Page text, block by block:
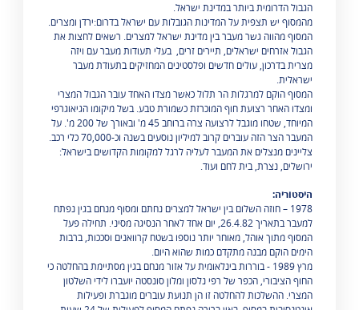
הגבול הדרומית ביותר במדינת ישראל.
מהמסוף יש תצפית על המדינות הגובלות עם ישראל בדרום:ירדן ומצרים.
המסוף מהווה גשר מעבר בין מדינת ישראל למצרים. רשאים לחצות את
הגבול אזרחים ישראלים, תיירים זרים, בעלי תעודות מעבר עם ויזה
מצרית בדרכון, עולים חדשים ופלסטינים המחזיקים בתעודת מעבר
ישראלית.
המסוף הוקם למרגלות הר תלול כאשר מצדו האחד עובר הגבול המצרי
ומצדו האחר רצועת חוף המוכרזת כשמורת טבע. בשל מיקומו הגיאוגרפי
המיוחד, שטחו מוגבל לרצועה צרה ברוחב 45 מ' ובאורך של 200 מ'. על
המעבר הצר הזה עוברים קרוב למיליון נוסעים בשנה וכ-70,000 כלי רכב.
צליינים מנצלים את המעבר לעליה לרגל למקומות הקדושים בישראל:
ירושלים, נצרת, בית לחם ועוד.
היסטוריה:
1978 – חוזה השלום בין ישראל למצרים נחתם ומסוף מנחם בגין נפתח
למעבר בתאריך 26.4.82, יום אחד לאחר הנסיגה מסיני. תחילה פעל
המסוף מתוך אוהל, מאוחר יותר נוספו בשטח קרוואנים וסככות, ברבות
הימים הוקם מבנה מתקדם כמות שהוא היום.
מרץ 1989 - בוררות בינלאומית על אזור מנחם בגין מסתיימת בהחלטה כי
החוף הציבורי, הכפר של רפי נלסון ומלון סונסטה יועברו לידי השלטון
המצרי. ההשלכות להחלטה זו הן תנועת עוברים מוגברת ופעילות